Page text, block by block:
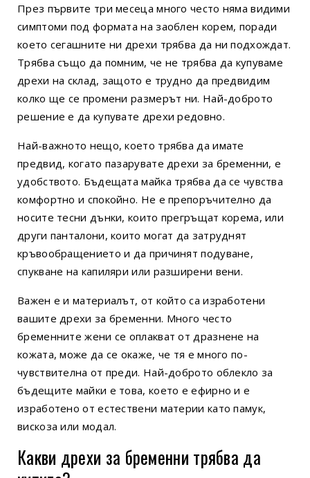
През първите три месеца много често няма видими
симптоми под формата на заоблен корем, поради
което сегашните ни дрехи трябва да ни подхождат.
Трябва също да помним, че не трябва да купуваме
дрехи на склад, защото е трудно да предвидим
колко ще се промени размерът ни. Най-доброто
решение е да купувате дрехи редовно.
Най-важното нещо, което трябва да имате
предвид, когато пазарувате дрехи за бременни, е
удобството. Бъдещата майка трябва да се чувства
комфортно и спокойно. Не е препоръчително да
носите тесни дънки, които прегръщат корема, или
други панталони, които могат да затруднят
кръвообращението и да причинят подуване,
спукване на капиляри или разширени вени.
Важен е и материалът, от който са изработени
вашите дрехи за бременни. Много често
бременните жени се оплакват от дразнене на
кожата, може да се окаже, че тя е много по-
чувствителна от преди. Най-доброто облекло за
бъдещите майки е това, което е ефирно и е
изработено от естествени материи като памук,
вискоза или модал.
Какви дрехи за бременни трябва да